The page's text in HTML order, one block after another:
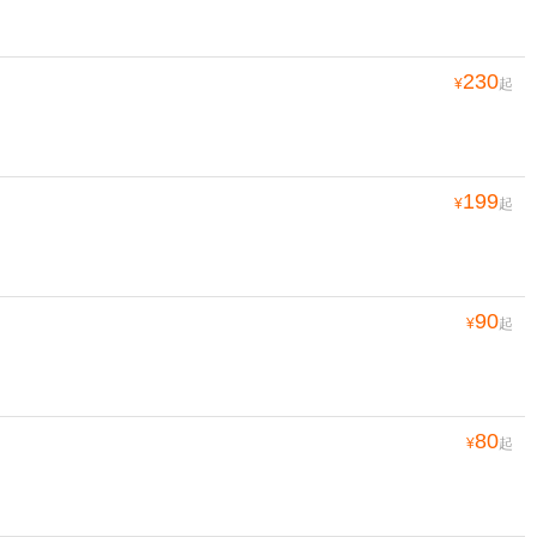
¥230起
¥199起
¥90起
¥80起